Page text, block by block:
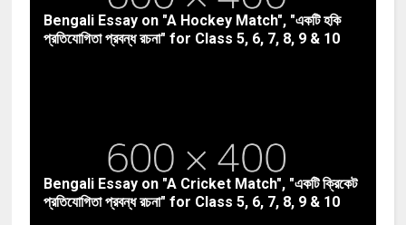
Bengali Essay on "A Hockey Match", "একটি হকি
প্রতিযোগিতা প্রবন্ধ রচনা" for Class 5, 6, 7, 8, 9 & 10
Bengali Essay on "A Cricket Match", "একটি ক্রিকেট
প্রতিযােগিতা প্রবন্ধ রচনা" for Class 5, 6, 7, 8, 9 & 10